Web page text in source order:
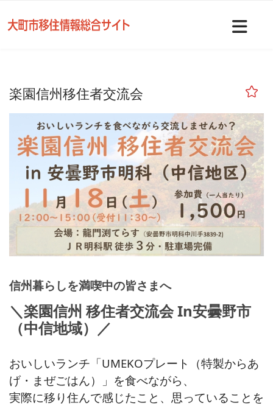
楽園信州移住者交流会
信州暮らしを満喫中の皆さまへ
＼楽園信州 移住者交流会 In安曇野市
（中信地域）／
おいしいランチ「UMEKOプレート（特製からあ
げ・まぜごはん）」を食べながら、
実際に移り住んで感じたこと、思っていることを